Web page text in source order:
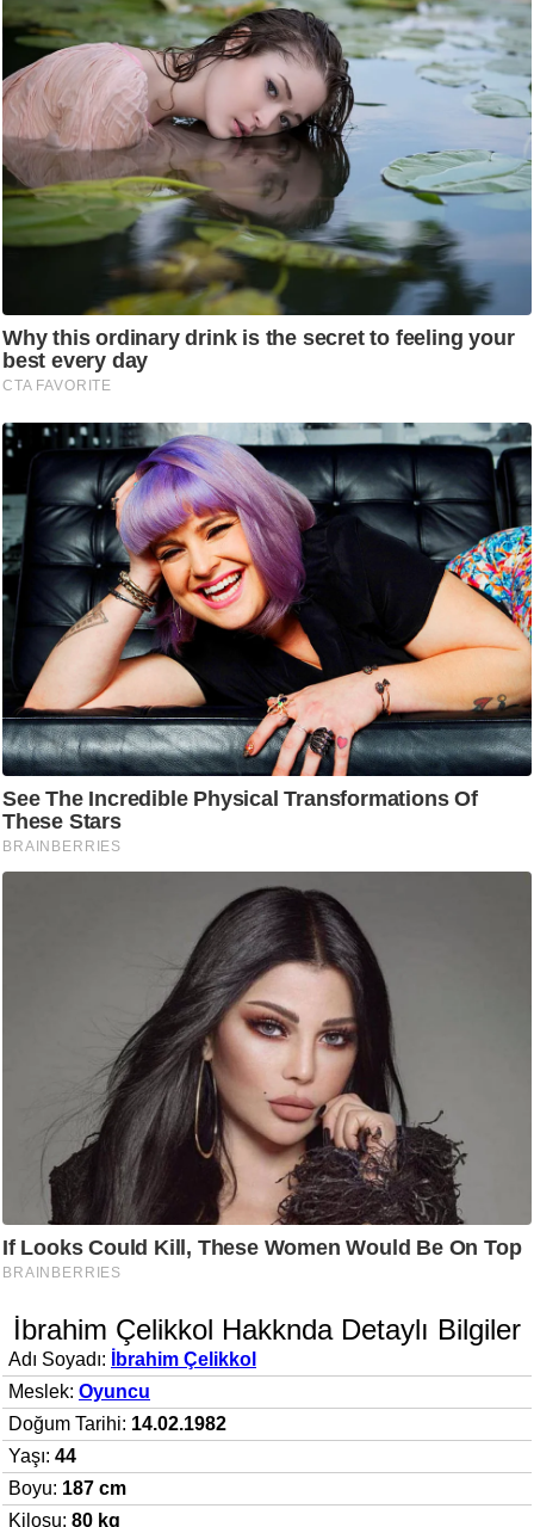
İbrahim Çelikkol Hakknda Detaylı Bilgiler
Adı Soyadı:
İbrahim Çelikkol
Meslek: Oyuncu
Doğum Tarihi: 14.02.1982
Yaşı: 44
Boyu: 187 cm
Kilosu: 80 kg